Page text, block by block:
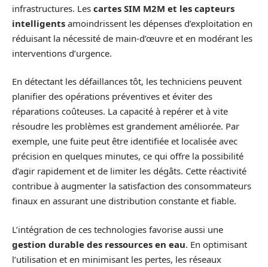
infrastructures. Les cartes SIM M2M et les capteurs
intelligents amoindrissent les dépenses d’exploitation en
réduisant la nécessité de main-d’œuvre et en modérant les
interventions d’urgence.
En détectant les défaillances tôt, les techniciens peuvent
planifier des opérations préventives et éviter des
réparations coûteuses. La capacité à repérer et à vite
résoudre les problèmes est grandement améliorée. Par
exemple, une fuite peut être identifiée et localisée avec
précision en quelques minutes, ce qui offre la possibilité
d’agir rapidement et de limiter les dégâts. Cette réactivité
contribue à augmenter la satisfaction des consommateurs
finaux en assurant une distribution constante et fiable.
L’intégration de ces technologies favorise aussi une
gestion durable des ressources en eau. En optimisant
l’utilisation et en minimisant les pertes, les réseaux